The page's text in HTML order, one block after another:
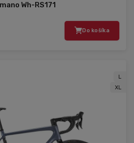
Wh-RS171
Do košíka
L
XL